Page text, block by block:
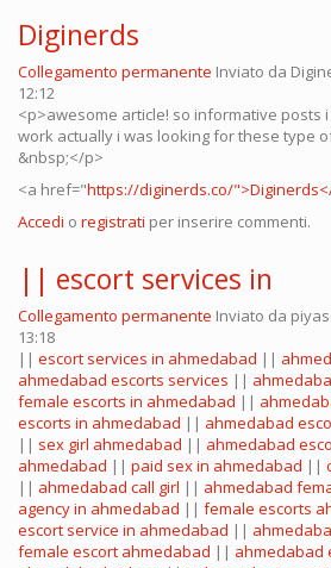
Diginerds
Collegamento permanente Inviato da
12:12
<p>awesome article! so informative posts
work actually i was looking for these type
&nbsp;</p>
<a href="https://diginerds.co/
Accedi o registrati per inserire commenti.
|| escort services in
Collegamento permanente Inviato da
13:18
|| escort services in ahmedabad ||
ahmedabad escorts services ||
female escorts in ahmedabad ||
escorts in ahmedabad || ahmedabad
|| sex girl ahmedabad || ahmedabad
ahmedabad || paid sex in ahmedabad ||
|| ahmedabad call girl || ahmedabad
agency in ahmedabad || female escorts
escort service in ahmedabad ||
female escort ahmedabad || ahmedabad